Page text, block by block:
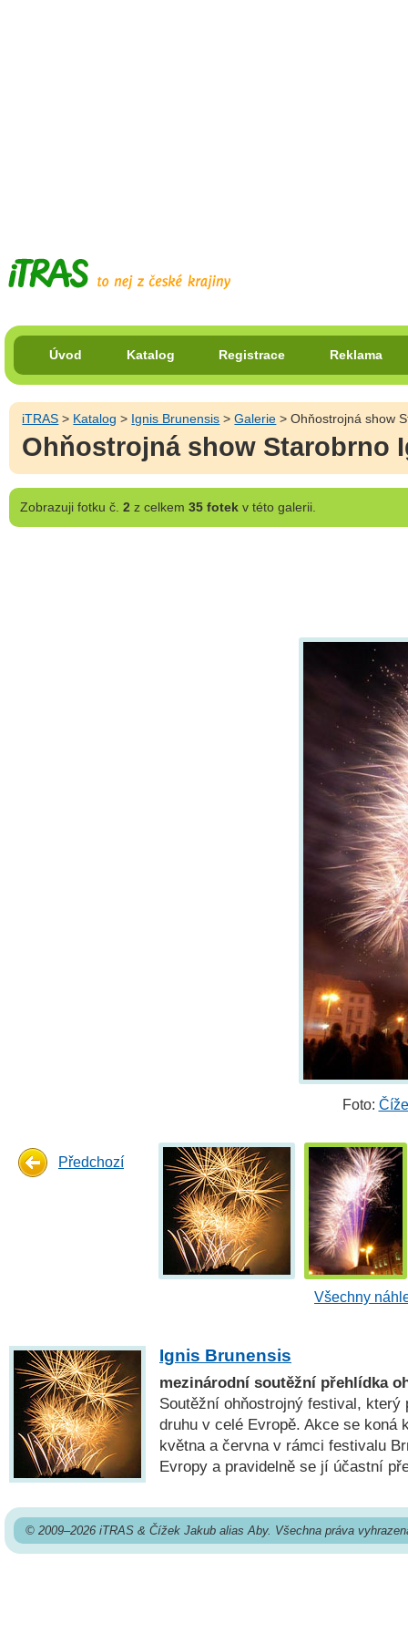
Úvod Katalog Registrace Reklama
iTRAS > Katalog > Ignis Brunensis >Galerie > Ohňostrojná show
Ohňostrojná show Starobrno
Zobrazujifotku č. 2 z celkem 35 fotekv této galerii.
Foto:
Předchozí
Všechny
Ignis Brunensis
mezinárodní soutěžní přehlídka
Soutěžní ohňostrojný festival,
druhu v celé Evropě. Akce se koná
května a června v rámci festivalu
Evropy a pravidelně se jí účastní
© 2009–2026 iTRAS & Čížek Jakub alias Aby. Všechna práva